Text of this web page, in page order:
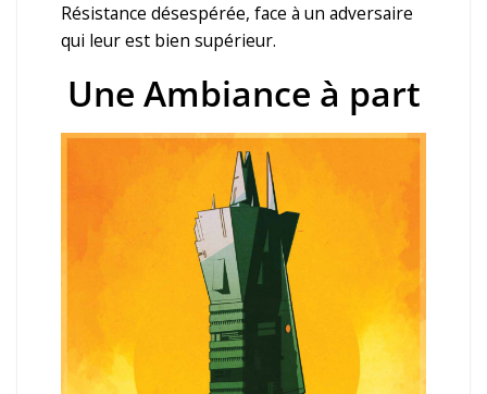
Résistance désespérée, face à un adversaire
qui leur est bien supérieur.
Une Ambiance à part